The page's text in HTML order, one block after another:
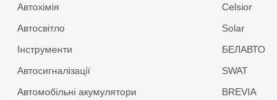
Автохімія
Автосвітло
Інструменти
Автосигналізації
Автомобільні акумулятори
Celsior
Solar
БЕЛАВТО
SWAT
BREVIA